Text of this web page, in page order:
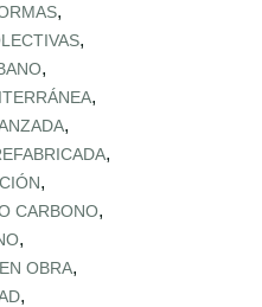
,
,
,
,
,
,
,
CARBONO,
,
OBRA,
,